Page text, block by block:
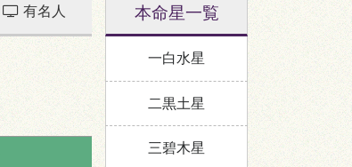
有名人 本命星一覧
一白水星
二黒土星
三碧木星